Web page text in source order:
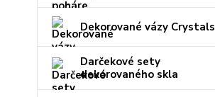
Dekorované vázy Crystals
Darčekové sety
dekorovaného skla